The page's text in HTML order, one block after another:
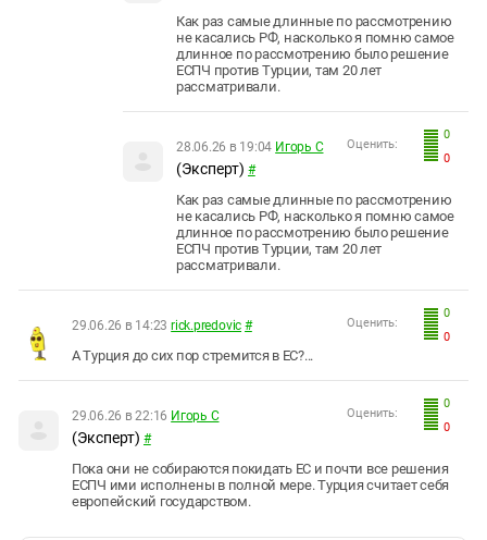
Как раз самые длинные по рассмотрению
не касались РФ, насколько я помню самое
длинное по рассмотрению было решение
ЕСПЧ против Турции, там 20 лет
рассматривали.
0
0
Оценить:
28.06.26 в 19:04 Игорь С
(Эксперт) #
Как раз самые длинные по рассмотрению
не касались РФ, насколько я помню самое
длинное по рассмотрению было решение
ЕСПЧ против Турции, там 20 лет
рассматривали.
0
0
Оценить:
29.06.26 в 14:23 rick.predovic #
А Турция до сих пор стремится в ЕС?...
0
0
Оценить:
29.06.26 в 22:16 Игорь С
(Эксперт) #
Пока они не собираются покидать ЕС и почти все решения
ЕСПЧ ими исполнены в полной мере. Турция считает себя
европейский государством.